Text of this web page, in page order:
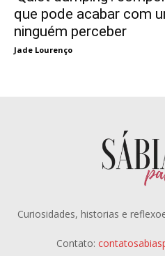
que pode acabar com
ninguém perceber
Jade Lourenço
Curiosidades, historias e
Contato: